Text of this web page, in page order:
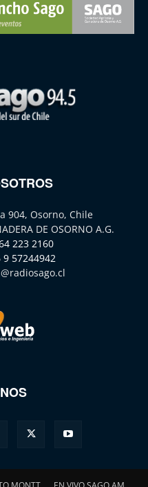
904, Osorno, Chile
DE OSORNO A.G.
223 2160
9 57244942